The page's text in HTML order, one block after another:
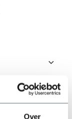
Over